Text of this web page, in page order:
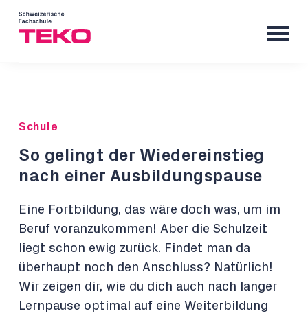
Schule
So gelingt der Wiedereinstieg
nach einer Ausbildungspause
Eine Fortbildung, das wäre doch was, um im
Beruf voranzukommen! Aber die Schulzeit
liegt schon ewig zurück. Findet man da
überhaupt noch den Anschluss? Natürlich!
Wir zeigen dir, wie du dich auch nach langer
Lernpause optimal auf eine Weiterbildung